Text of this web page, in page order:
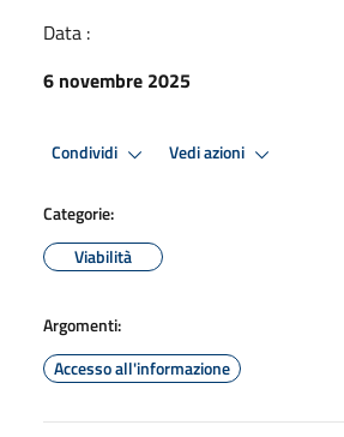
Data :
6 novembre 2025
Condividi Vedi azioni
Categorie:
Viabilità
Argomenti:
Accesso all'informazione